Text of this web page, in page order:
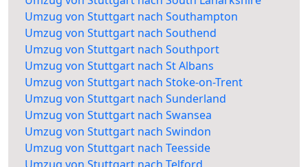
Umzug von Stuttgart nach Southampton
Umzug von Stuttgart nach Southend
Umzug von Stuttgart nach Southport
Umzug von Stuttgart nach St Albans
Umzug von Stuttgart nach Stoke-on-Trent
Umzug von Stuttgart nach Sunderland
Umzug von Stuttgart nach Swansea
Umzug von Stuttgart nach Swindon
Umzug von Stuttgart nach Teesside